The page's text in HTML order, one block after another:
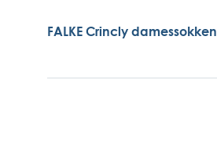
FALKE Crincly damessokken